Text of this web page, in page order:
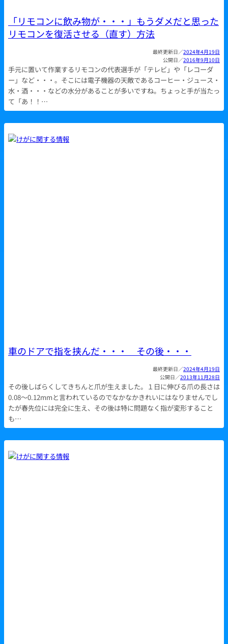
「リモコンに飲み物が・・・」もうダメだと思った
リモコンを復活させる（直す）方法
2024年4月19日
2016年9月10日
手元に置いて作業するリモコンの代表選手が「テレビ」や「レコーダ
ー」など・・・。そこには電子機器の天敵であるコーヒー・ジュース・
水・酒・・・などの水分があることが多いですね。ちょっと手が当たっ
て「あ！！…
車のドアで指を挟んだ・・・ その後・・・
2024年4月19日
2013年11月28日
その後しばらくしてきちんと爪が生えました。１日に伸びる爪の長さは
0.08～0.12mmと言われているのでなかなかきれいにはなりませんでし
たが春先位には完全に生え、その後は特に問題なく指が変形すること
も…